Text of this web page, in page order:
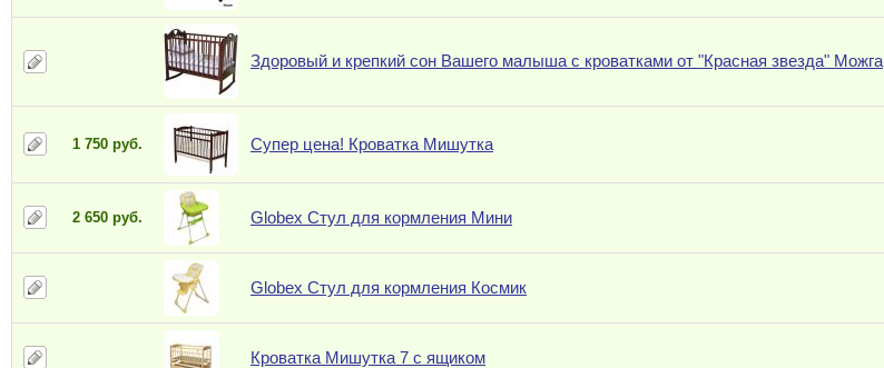
Здоровый и крепкий сон Вашего малыша с кроватками от "Красная звезда" Можга
1 750 руб. Супер цена! Кроватка Мишутка
2 650 руб. Globex Стул для кормления Мини
Globex Стул для кормления Космик
Кроватка Мишутка 7 с ящиком